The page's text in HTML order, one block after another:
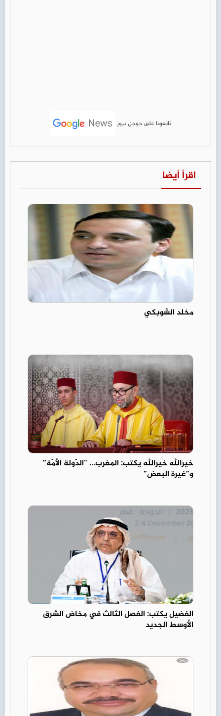
تابعونا على جوجل نيوز
اقرأ أيضا
مخلد الشوبكي
خيرالله خيرالله يكتب: المغرب… “الدّولة الأمّة”
و”غيرة البعض”
الفضيل يكتب: الفصل الثالث في مخاض الشرق
الأوسط الجديد